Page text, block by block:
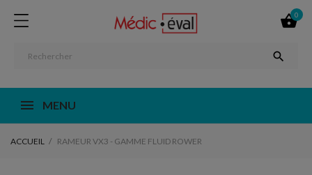

0

MENU
ACCUEIL RAMEUR VX3 - GAMME FLUID ROWER